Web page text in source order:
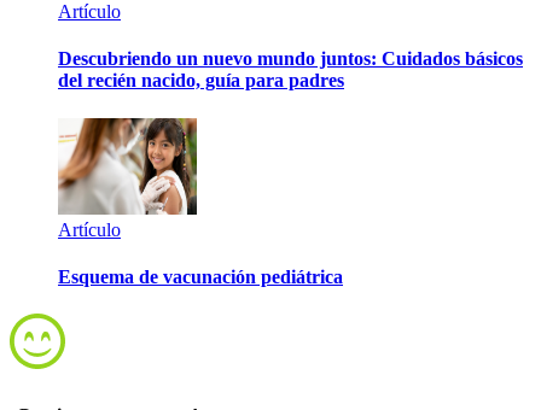
Artículo
Descubriendo un nuevo mundo juntos: Cuidados básicos
del recién nacido, guía para padres
Artículo
Esquema de vacunación pediátrica